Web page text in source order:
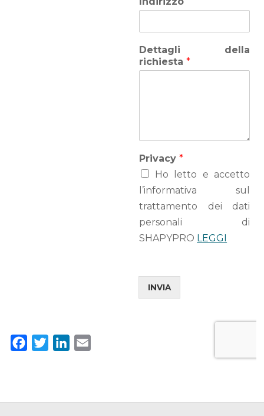
Dettagli della
richiesta *
Privacy *
Ho letto e accetto
l’informativa sul
trattamento dei dati
personali di
SHAPYPRO LEGGI
INVIA